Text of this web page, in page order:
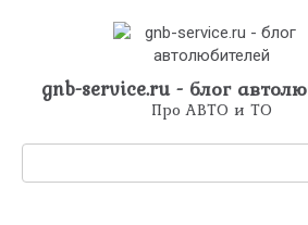
gnb-service.ru - блог
Про АВТО и ТО